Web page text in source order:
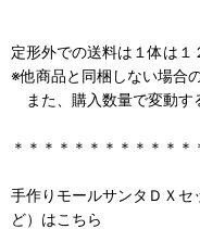
定形外での送料は１体は
※他商品と同梱しない場合
また、購入数量で変動す
＊＊＊＊＊＊＊＊＊＊＊
手作りモールサンタＤＸ
ど）はこちら